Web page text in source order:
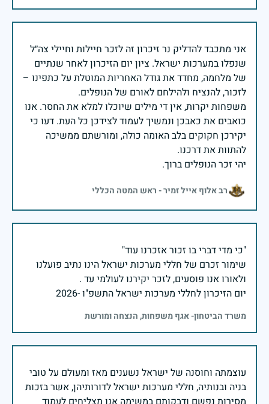
אני מתכבד להדליק נר זיכרון זה לזכר חיילות וחיילי צה״ל
שנפלו במערכות ישראל. ציון יום הזיכרון לאחר שנתיים
של מלחמה, מחדד את גודל האחריות המוטלת על כתפינו –
משפחות יקרות, אין די מילים שיוכלו למלא את החסר. אנו
כואבים את כאבכן ונמשיך לעמוד לצידכן כל העת. דעו כי
יקירכן חקוקים בלב האומה כולה, ומורשתם ממשיכה
יהי זכר הנופלים ברוך.
רב אלוף אייל זמיר - ראש המטה הכללי
שימור זכרם של חללי מערכות ישראל הינו נתיב פועלנו
יום הזיכרון לחללי מערכות ישראל התשפ"ו -2026
משרד הביטחון- אגף משפחות, הנצחה ומורשת
עוצמתה וחוסנה של ישראל נשענים מאז ומעולם על טובי
בניה ובנותיה, חללי מערכות ישראל לדורותיהן, אשר בזכות